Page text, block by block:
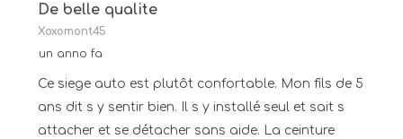
De belle qualite
Xoxomont45
un anno fa
Ce siege auto est plutôt confortable. Mon fils de 5
ans dit s y sentir bien. Il s y installé seul et sait s
attacher et se détacher sans aide. La ceinture